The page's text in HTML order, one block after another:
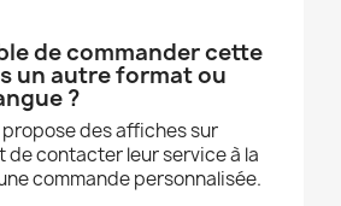
de commander cette
un autre format ou
?
des affiches sur
de contacter leur service à la
commande personnalisée.